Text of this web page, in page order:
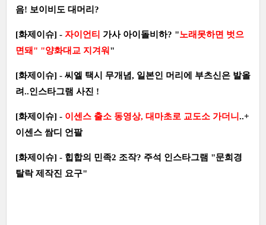
음! 보이비도 대머리?
[화제이슈] - 자이언티 가사 아이돌비하? "노래못하면 벗으
면돼" "양화대교 지겨워 "
[화제이슈] - 씨엘 택시 무개념, 일본인 머리에 부츠신은 발올
려..인스타그램 사진 !
[화제이슈] - 이센스 출소 동영상, 대마초로 교도소 가더니 ..+
이센스 쌈디 언팔
[화제이슈] - 힙합의 민족2 조작? 주석 인스타그램 "문희경
탈락 제작진 요구"